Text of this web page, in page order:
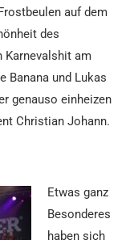
auf dem
des
Karnevalshit am
Banana und Lukas
genauso einheizen
Christian Johann.
Etwas ganz
Besonderes
haben sich